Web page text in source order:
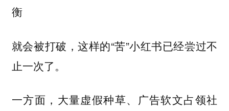
衡
就会被打破，这样的“苦”小红书已经尝过不
止一次了。
一方面，大量虚假种草、广告软文占领社